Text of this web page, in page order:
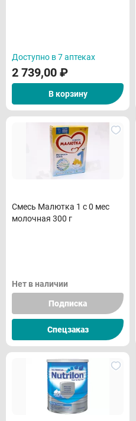
Доступно в 7 аптеках
2 739,00 ₽
В корзину
Смесь Малютка 1 с 0 мес
молочная 300 г
Нет в наличии
Подписка
Спецзаказ